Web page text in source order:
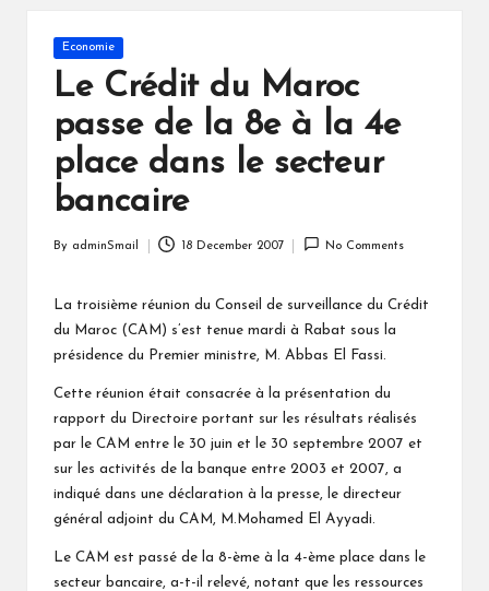
Posted
in
Economie
Le Crédit du Maroc
passe de la 8e à la 4e
place dans le secteur
bancaire
By adminSmail 18 December 2007 No Comments
La troisième réunion du Conseil de surveillance du Crédit
du Maroc (CAM) s’est tenue mardi à Rabat sous la
présidence du Premier ministre, M. Abbas El Fassi.
Cette réunion était consacrée à la présentation du
rapport du Directoire portant sur les résultats réalisés
par le CAM entre le 30 juin et le 30 septembre 2007 et
sur les activités de la banque entre 2003 et 2007, a
indiqué dans une déclaration à la presse, le directeur
général adjoint du CAM, M.Mohamed El Ayyadi.
Le CAM est passé de la 8-ème à la 4-ème place dans le
secteur bancaire, a-t-il relevé, notant que les ressources